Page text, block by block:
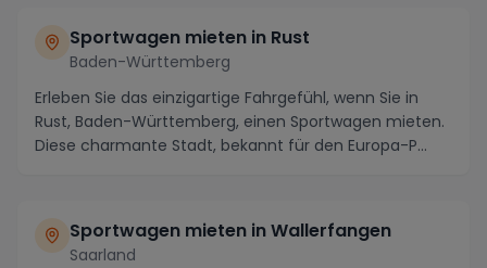
Sportwagen mieten in Rust
Baden-Württemberg
Erleben Sie das einzigartige Fahrgefühl, wenn Sie in
Rust, Baden-Württemberg, einen Sportwagen mieten.
Diese charmante Stadt, bekannt für den Europa-P...
Sportwagen mieten in Wallerfangen
Saarland